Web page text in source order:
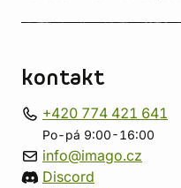
kontakt
+420 774 421 641
Po-pá 9:00-16:00
info@imago.cz
Discord